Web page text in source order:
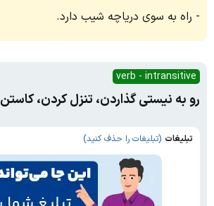
راه به سوی دریاچه شیب دارد.
verb - intransitive
رو به نیستی گذاردن، تنزل کردن، کاستن
تبلیغات (تبلیغات را حذف کنید)